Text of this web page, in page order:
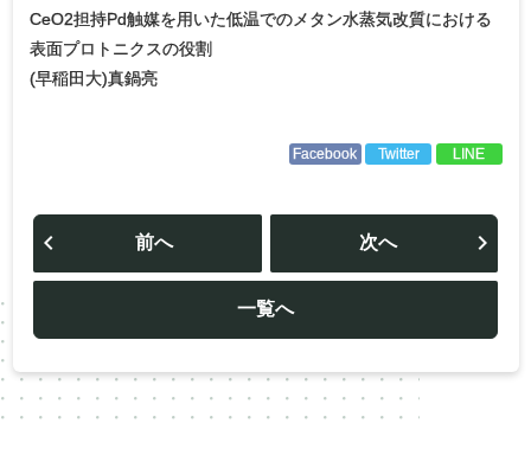
CeO2担持Pd触媒を用いた低温でのメタン水蒸気改質における
表面プロトニクスの役割
(早稲田大)真鍋亮
Facebook Twitter LINE
投
ビ
ゲ
ー
シ
ョ
前へ
一覧へ
次へ